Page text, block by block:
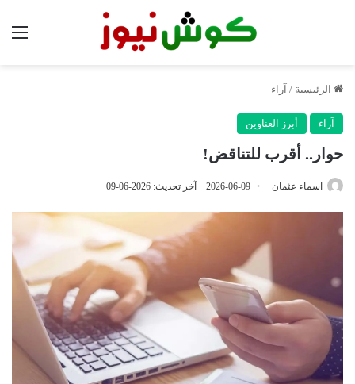
الرئيسية / آراء
آراء أبرز العناوين
حوار.. أقرب للتناقض!
اسماء عثمان 2026-06-09 آخر تحديث: 2026-06-09